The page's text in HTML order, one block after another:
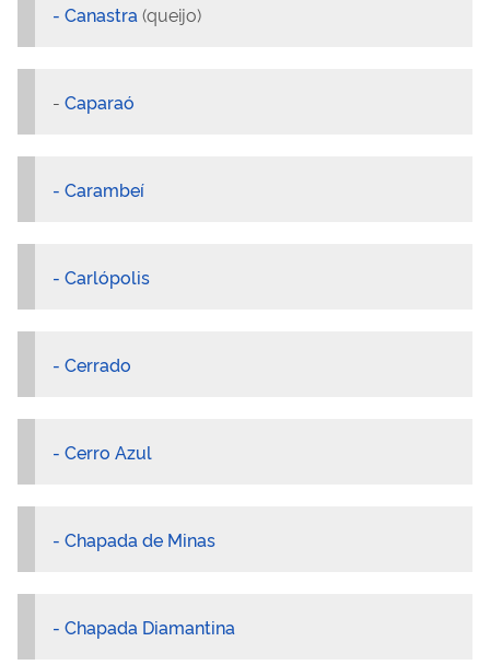
- Canastra (queijo)
- Caparaó
- Carambeí
- Carlópolis
- Cerrado
- Cerro Azul
- Chapada de Minas
- Chapada Diamantina